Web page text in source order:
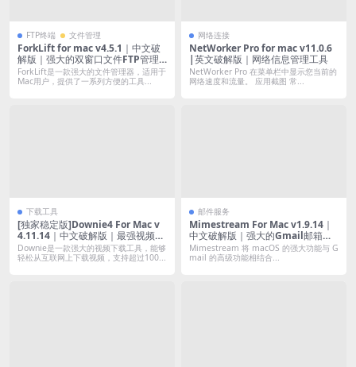
FTP终端 文件管理
ForkLift for mac v4.5.1｜中文破
解版｜强大的双窗口文件FTP管理
器
ForkLift是一款强大的文件管理器，适用于
Mac用户，提供了一系列方便的工具...
网络连接
NetWorker Pro for mac v11.0.6
|英文破解版｜网络信息管理工具
NetWorker Pro 在菜单栏中显示您当前的
网络速度和流量。 应用截图 常...
下载工具
[独家稳定版]Downie4 For Mac v
4.11.14｜中文破解版｜最强视频嗅
探下载(支持油管B站抖音小红书优
酷土豆腾讯等)
Downie是一款强大的视频下载工具，能够
轻松从互联网上下载视频，支持超过100...
邮件服务
Mimestream For Mac v1.9.14｜
中文破解版｜强大的Gmail邮箱客
户端
Mimestream 将 macOS 的强大功能与 G
mail 的高级功能相结合...